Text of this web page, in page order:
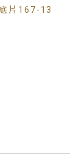
片167-13